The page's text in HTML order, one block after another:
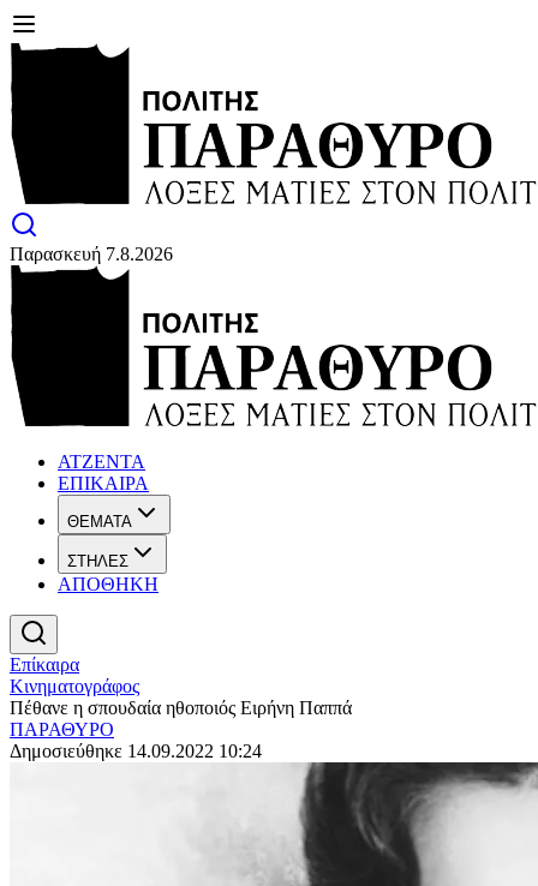
Παρασκευή 7.8.2026
ΑΤΖΕΝΤΑ
ΕΠΙΚΑΙΡΑ
ΘΕΜΑΤΑ
ΣΤΗΛΕΣ
ΑΠΟΘΗΚΗ
Επίκαιρα
Κινηματογράφος
Πέθανε η σπουδαία ηθοποιός Ειρήνη Παππά
ΠΑΡΑΘΥΡΟ
Δημοσιεύθηκε 14.09.2022 10:24